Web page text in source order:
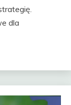
dla